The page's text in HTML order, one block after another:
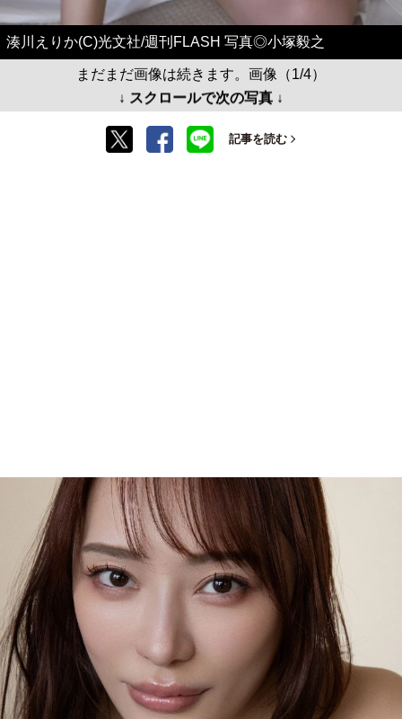
湊川えりか(C)光文社/週刊FLASH 写真◎小塚毅之
まだまだ画像は続きます。画像（1/4）
↓ スクロールで次の写真 ↓
記事を読む